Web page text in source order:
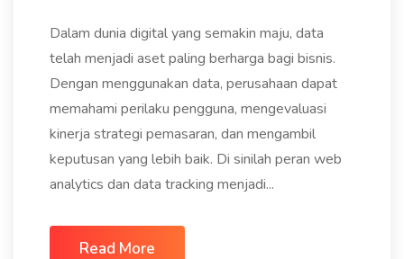
Dalam dunia digital yang semakin maju, data
telah menjadi aset paling berharga bagi bisnis.
Dengan menggunakan data, perusahaan dapat
memahami perilaku pengguna, mengevaluasi
kinerja strategi pemasaran, dan mengambil
keputusan yang lebih baik. Di sinilah peran web
analytics dan data tracking menjadi...
Read More